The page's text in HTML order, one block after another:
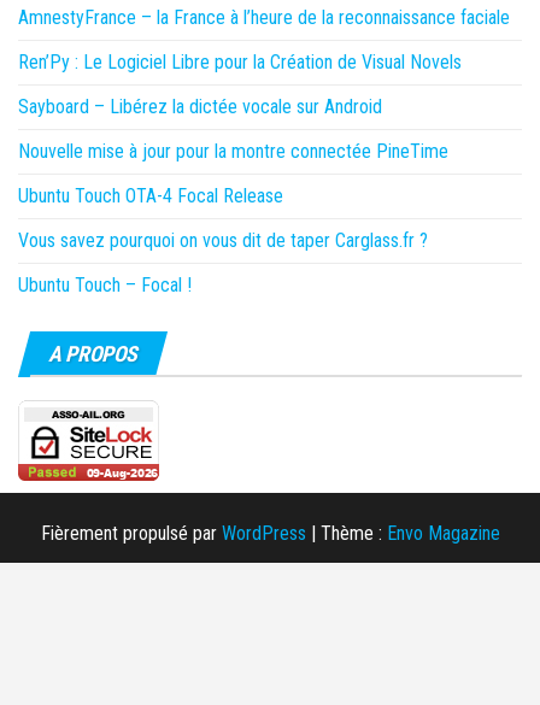
AmnestyFrance – la France à l’heure de la reconnaissance faciale
Ren’Py : Le Logiciel Libre pour la Création de Visual Novels
Sayboard – Libérez la dictée vocale sur Android
Nouvelle mise à jour pour la montre connectée PineTime
Ubuntu Touch OTA-4 Focal Release
Vous savez pourquoi on vous dit de taper Carglass.fr ?
Ubuntu Touch – Focal !
A PROPOS
Fièrement propulsé par WordPress Thème : Envo Magazine